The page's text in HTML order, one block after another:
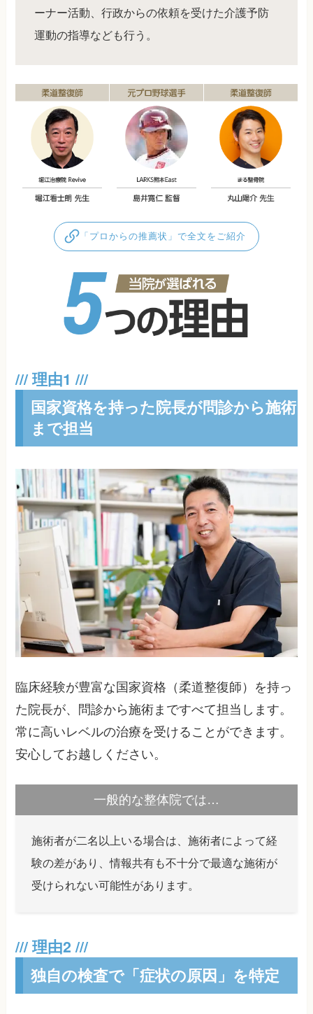
ーナー活動、行政からの依頼を受けた介護予防
運動の指導なども行う。
「プロからの推薦状」で全文をご紹介
国家資格を持った院長が問診から施術
まで担当
臨床経験が豊富な国家資格（柔道整復師）を持っ
た院長が、問診から施術まですべて担当します。
常に高いレベルの治療を受けることができます。
安心してお越しください。
一般的な整体院では…
施術者が二名以上いる場合は、施術者によって経
験の差があり、情報共有も不十分で最適な施術が
受けられない可能性があります。
独自の検査で「症状の原因」を特定